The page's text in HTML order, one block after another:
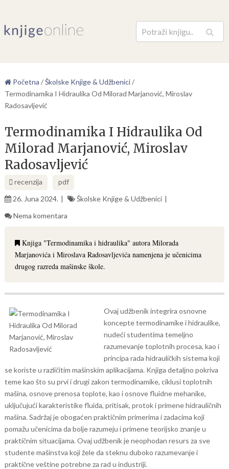
Pretraga
Početna /Školske Knjige & Udžbenici/
Termodinamika I Hidraulika Od Milorad Marjanović, Miroslav
Radosavljević
Termodinamika I Hidraulika Od
Milorad Marjanović, Miroslav
Radosavljević
recenzija
pdf
26. Juna 2024.
Školske Knjige & Udžbenici
Nema komentara
Knjiga "Termodinamika i hidraulika" autora Milorada
Marjanovića i Miroslava Radosavljevića namenjena je učenicima
drugog razreda mašinske škole.
Ovaj udžbenik integrira osnovne
koncepte termodinamike i hidraulike,
nudeći studentima temeljno
razumevanje toplotnih procesa, kao i
principa rada hidrauličkih sistema koji
se koriste u različitim mašinskim aplikacijama. Knjiga detaljno pokriva
teme kao što su prvi i drugi zakon termodinamike, ciklusi toplotnih
mašina, osnove prenosa toplote, kao i osnove fluidne mehanike,
uključujući karakteristike fluida, pritisak, protok i primene hidrauličnih
mašina. Sadržaj je obogaćen praktičnim primerima i zadacima koji
pomažu učenicima da bolje razumeju i primene teorijsko znanje u
praktičnim situacijama. Ovaj udžbenik je neophodan resurs za sve
studente mašinstva koji žele da steknu duboko razumevanje i
praktične veštine potrebne za rad u industriji.